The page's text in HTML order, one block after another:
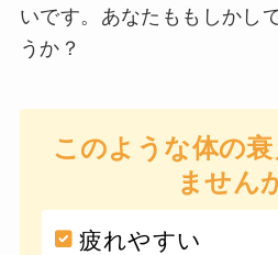
いです。あなたももしかし
うか？
このような体の
ません
疲れやすい